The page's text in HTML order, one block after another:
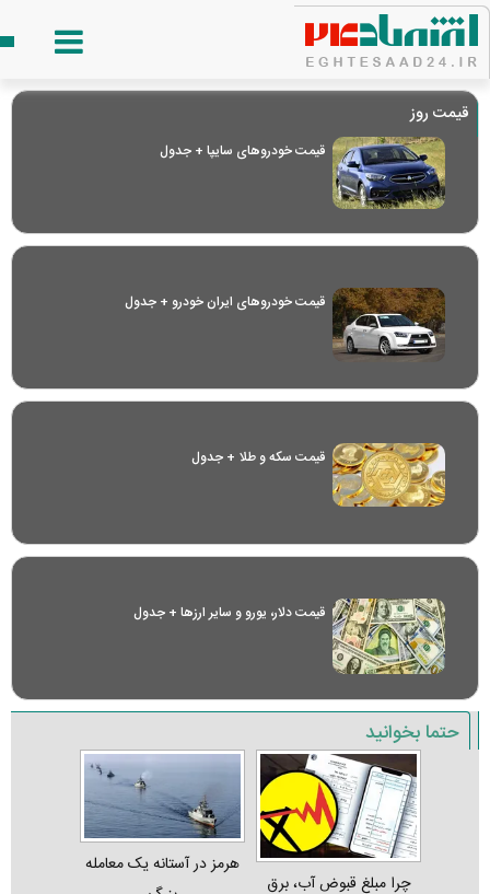
قیمت روز
قیمت خودرو‌های سایپا + جدول
قیمت خودرو‌های ایران خودرو + جدول
قیمت سکه و طلا + جدول
قیمت دلار، یورو و سایر ارز‌ها + جدول
حتما بخوانید
چرا مبلغ قبوض آب، برق
هرمز در آستانه یک معامله